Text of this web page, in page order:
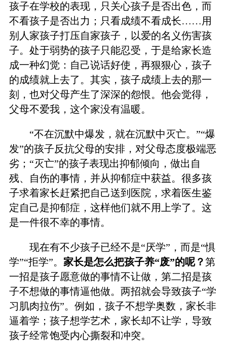
孩子在学校的表现，只关心孩子是否出色，而
不看孩子是否出力；只看成绩不看成长……用
别人家孩子打压自家孩子，以爱的名义伤害孩
子。处于弱势的孩子只能忍受，于是给家长造
成一种幻觉：自己说话好使，再狠狠心，孩子
的成绩就上去了。其实，孩子成绩上去的那一
刻，也对父母产生了深深的怨恨。他会觉得，
父母不爱我，这个家没有温暖。
“不在沉默中爆发，就在沉默中灭亡。”“爆
发”的孩子反抗父母的安排，对父母态度极端恶
劣；“灭亡”的孩子表现出抑郁倾向，做出自
残、自伤的事情，并从抑郁症中获益。很多孩
子求着家长赶紧把自己送到医院，求着医生鉴
定自己是抑郁症，这样他们就不用上学了。这
是一件很不幸的事情。
现在有不少孩子已经不是“厌学”，而是“惧
学”“拒学”。 家长是怎么把孩子养“废”的呢？第
一招是孩子愿意做的事情不让做，第二招是孩
子不想做的事情逼他做。两招就会导致孩子“学
习肌肉拉伤”。例如，孩子不想学奥数，家长非
逼着学；孩子想学艺术，家长却不让学，导致
孩子经常饱受内心撕裂和冲突。